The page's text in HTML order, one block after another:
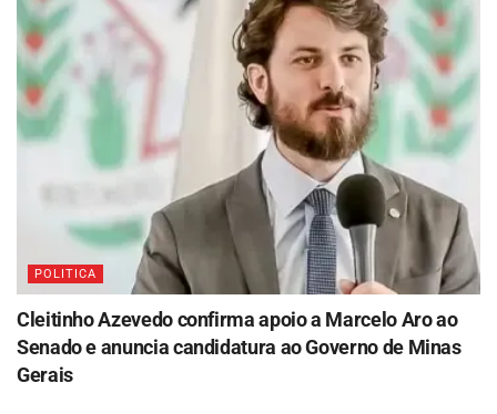
POLITICA
Cleitinho Azevedo confirma apoio a Marcelo Aro ao
Senado e anuncia candidatura ao Governo de Minas
Gerais